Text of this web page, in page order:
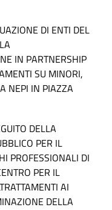
DI ENTI DEL
IN PARTNERSHIP
SU MINORI,
NEPI IN PIAZZA
DELLA
PER IL
PROFESSIONALI DI
PER IL
AI
DELLA